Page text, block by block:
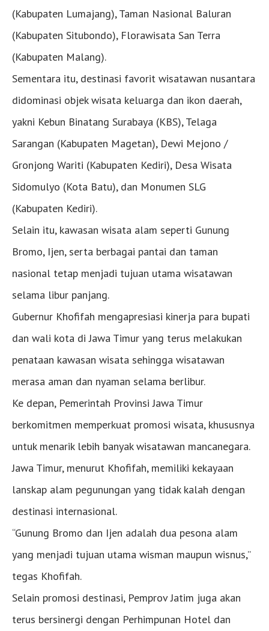
(Kabupaten Lumajang), Taman Nasional Baluran
(Kabupaten Situbondo), Florawisata San Terra
(Kabupaten Malang).
Sementara itu, destinasi favorit wisatawan nusantara
didominasi objek wisata keluarga dan ikon daerah,
yakni Kebun Binatang Surabaya (KBS), Telaga
Sarangan (Kabupaten Magetan), Dewi Mejono /
Gronjong Wariti (Kabupaten Kediri), Desa Wisata
Sidomulyo (Kota Batu), dan Monumen SLG
(Kabupaten Kediri).
Selain itu, kawasan wisata alam seperti Gunung
Bromo, Ijen, serta berbagai pantai dan taman
nasional tetap menjadi tujuan utama wisatawan
selama libur panjang.
Gubernur Khofifah mengapresiasi kinerja para bupati
dan wali kota di Jawa Timur yang terus melakukan
penataan kawasan wisata sehingga wisatawan
merasa aman dan nyaman selama berlibur.
Ke depan, Pemerintah Provinsi Jawa Timur
berkomitmen memperkuat promosi wisata, khususnya
untuk menarik lebih banyak wisatawan mancanegara.
Jawa Timur, menurut Khofifah, memiliki kekayaan
lanskap alam pegunungan yang tidak kalah dengan
destinasi internasional.
“Gunung Bromo dan Ijen adalah dua pesona alam
yang menjadi tujuan utama wisman maupun wisnus,”
tegas Khofifah.
Selain promosi destinasi, Pemprov Jatim juga akan
terus bersinergi dengan Perhimpunan Hotel dan